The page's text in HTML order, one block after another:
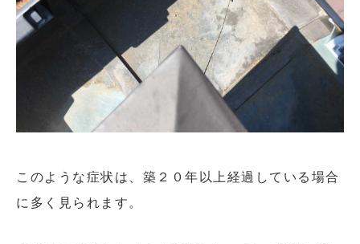
このような症状は、築２０年以上経過している場合
に多く見られます。